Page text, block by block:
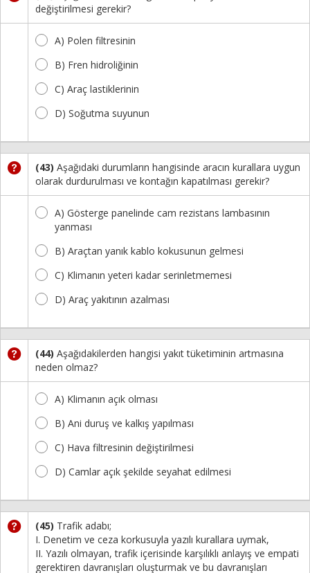
değiştirilmesi gerekir?
A) Polen filtresinin
B) Fren hidroliğinin
C) Araç lastiklerinin
D) Soğutma suyunun
(43) Aşağıdaki durumların hangisinde aracın kurallara uygun
olarak durdurulması ve kontağın kapatılması gerekir?
A) Gösterge panelinde cam rezistans lambasının
yanması
B) Araçtan yanık kablo kokusunun gelmesi
C) Klimanın yeteri kadar serinletmemesi
D) Araç yakıtının azalması
(44) Aşağıdakilerden hangisi yakıt tüketiminin artmasına
neden olmaz?
A) Klimanın açık olması
B) Ani duruş ve kalkış yapılması
C) Hava filtresinin değiştirilmesi
D) Camlar açık şekilde seyahat edilmesi
(45) Trafik adabı;
I. Denetim ve ceza korkusuyla yazılı kurallara uymak,
II. Yazılı olmayan, trafik içerisinde karşılıklı anlayış ve empati
gerektiren davranışları oluşturmak ve bu davranışları